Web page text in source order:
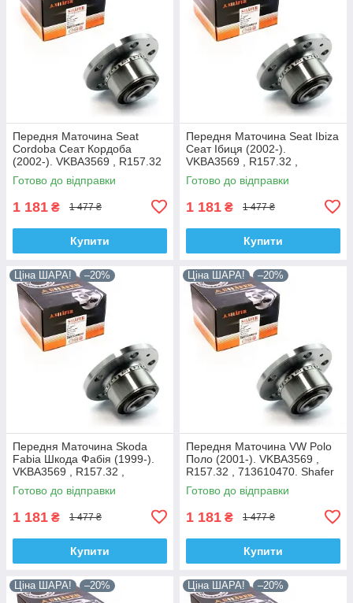
Передня Маточина Seat
Cordoba Сеат Кордоба
(2002-). VKBA3569 , R157.32
, 713610470. Shafer Австрія
Готово до відправки
1 181 ₴ 1 477 ₴
Купити
Передня Маточина Seat Ibiza
Сеат Ібиця (2002-).
VKBA3569 , R157.32 ,
713610470. Shafer Австрія
Готово до відправки
1 181 ₴ 1 477 ₴
Купити
Ціна ШАРА! –20%
Передня Маточина Skoda
Fabia Шкода Фабія (1999-).
VKBA3569 , R157.32 ,
713610470. Shafer Австрія
Готово до відправки
1 181 ₴ 1 477 ₴
Купити
Ціна ШАРА! –20%
Передня Маточина VW Polo
Поло (2001-). VKBA3569 ,
R157.32 , 713610470. Shafer
Австрія
Готово до відправки
1 181 ₴ 1 477 ₴
Купити
Ціна ШАРА! –20% Ціна ШАРА! –20%